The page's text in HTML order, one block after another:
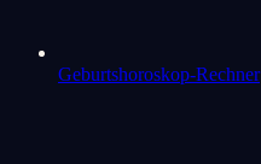
Geburtshoroskop-Rechner